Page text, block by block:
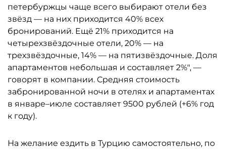
петербуржцы чаще всего выбирают отели без
звёзд — на них приходится 40% всех
бронирований. Ещё 21% приходится на
четырехзвёздочные отели, 20% — на
трехзвёздочные, 14% — на пятизвёздочные. Доля
апартаментов небольшая и составляет 2%", —
говорят в компании. Средняя стоимость
забронированной ночи в отелях и апартаментах
в январе–июле составляет 9500 рублей (+6% год
к году).
На желание ездить в Турцию самостоятельно, по